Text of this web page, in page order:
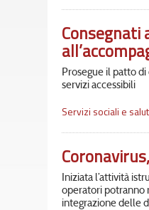
Prosegue il patto
servizi accessibili
Servizi sociali e
Iniziata l’attività
operatori potranno
integrazione delle